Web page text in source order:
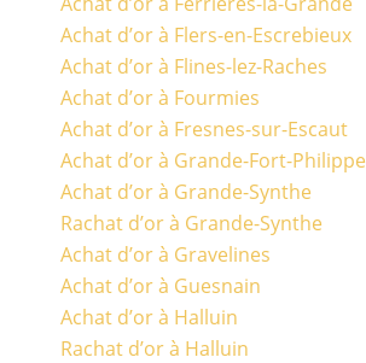
Achat d’or à Flers-en-Escrebieux
Achat d’or à Flines-lez-Raches
Achat d’or à Fourmies
Achat d’or à Fresnes-sur-Escaut
Achat d’or à Grande-Fort-Philippe
Achat d’or à Grande-Synthe
Rachat d’or à Grande-Synthe
Achat d’or à Gravelines
Achat d’or à Guesnain
Achat d’or à Halluin
Rachat d’or à Halluin